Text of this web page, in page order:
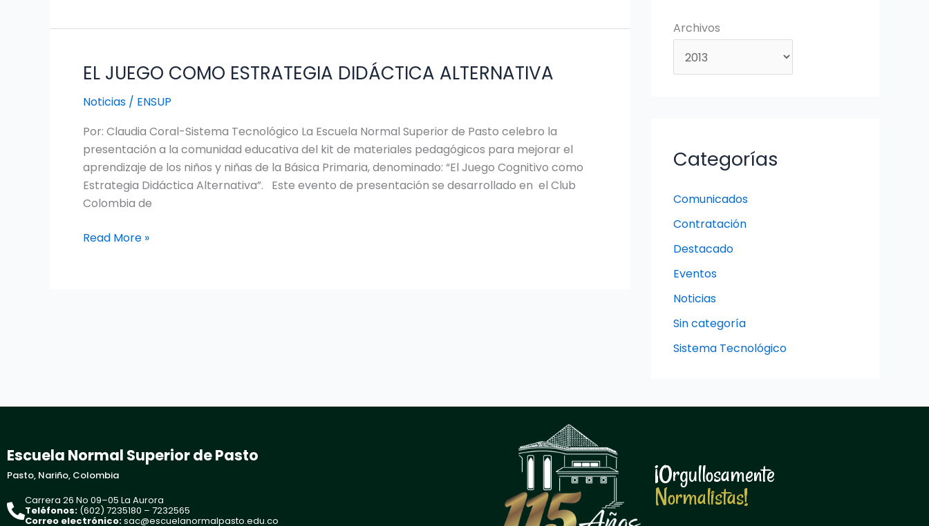
EL JUEGO COMO ESTRATEGIA DIDÁCTICA ALTERNATIVA
Noticias / ENSUP
Por: Claudia Coral-Sistema Tecnológico La Escuela Normal Superior de Pasto celebro la
presentación a la comunidad educativa del kit de materiales pedagógicos para mejorar el
aprendizaje de los niños y niñas de la Básica Primaria, denominado: “El Juego Cognitivo como
Estrategia Didáctica Alternativa”. Este evento de presentación se desarrollado en el Club
Colombia de
EL
COMO
ESTRATEGIA
DIDÁCTICA
ALTERNATIVA
Read More »
Archivos
Categorías
Comunicados
Contratación
Destacado
Eventos
Noticias
Sin categoría
Sistema Tecnológico
Escuela Normal Superior de Pasto
Pasto, Nariño, Colombia
Carrera 26 No 09–05 La Aurora
Teléfonos: (602) 7235180 – 7232565
Correo electrónico:sac@escuelanormalpasto.edu.co
¡Orgullosamente
Normalistas!